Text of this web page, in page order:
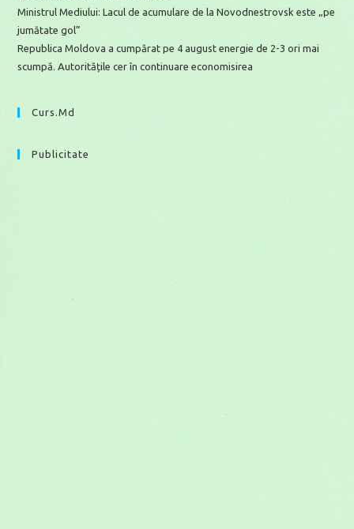
Ministrul Mediului: Lacul de acumulare de la Novodnestrovsk este „pe
jumătate gol”
Republica Moldova a cumpărat pe 4 august energie de 2-3 ori mai
scumpă. Autoritățile cer în continuare economisirea
Curs.md
Publicitate